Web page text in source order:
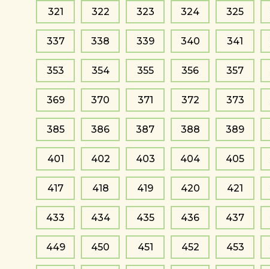
321 322 323 324 325
337 338 339 340 341
353 354 355 356 357
369 370 371 372 373
385 386 387 388 389
401 402 403 404 405
417 418 419 420 421
433 434 435 436 437
449 450 451 452 453